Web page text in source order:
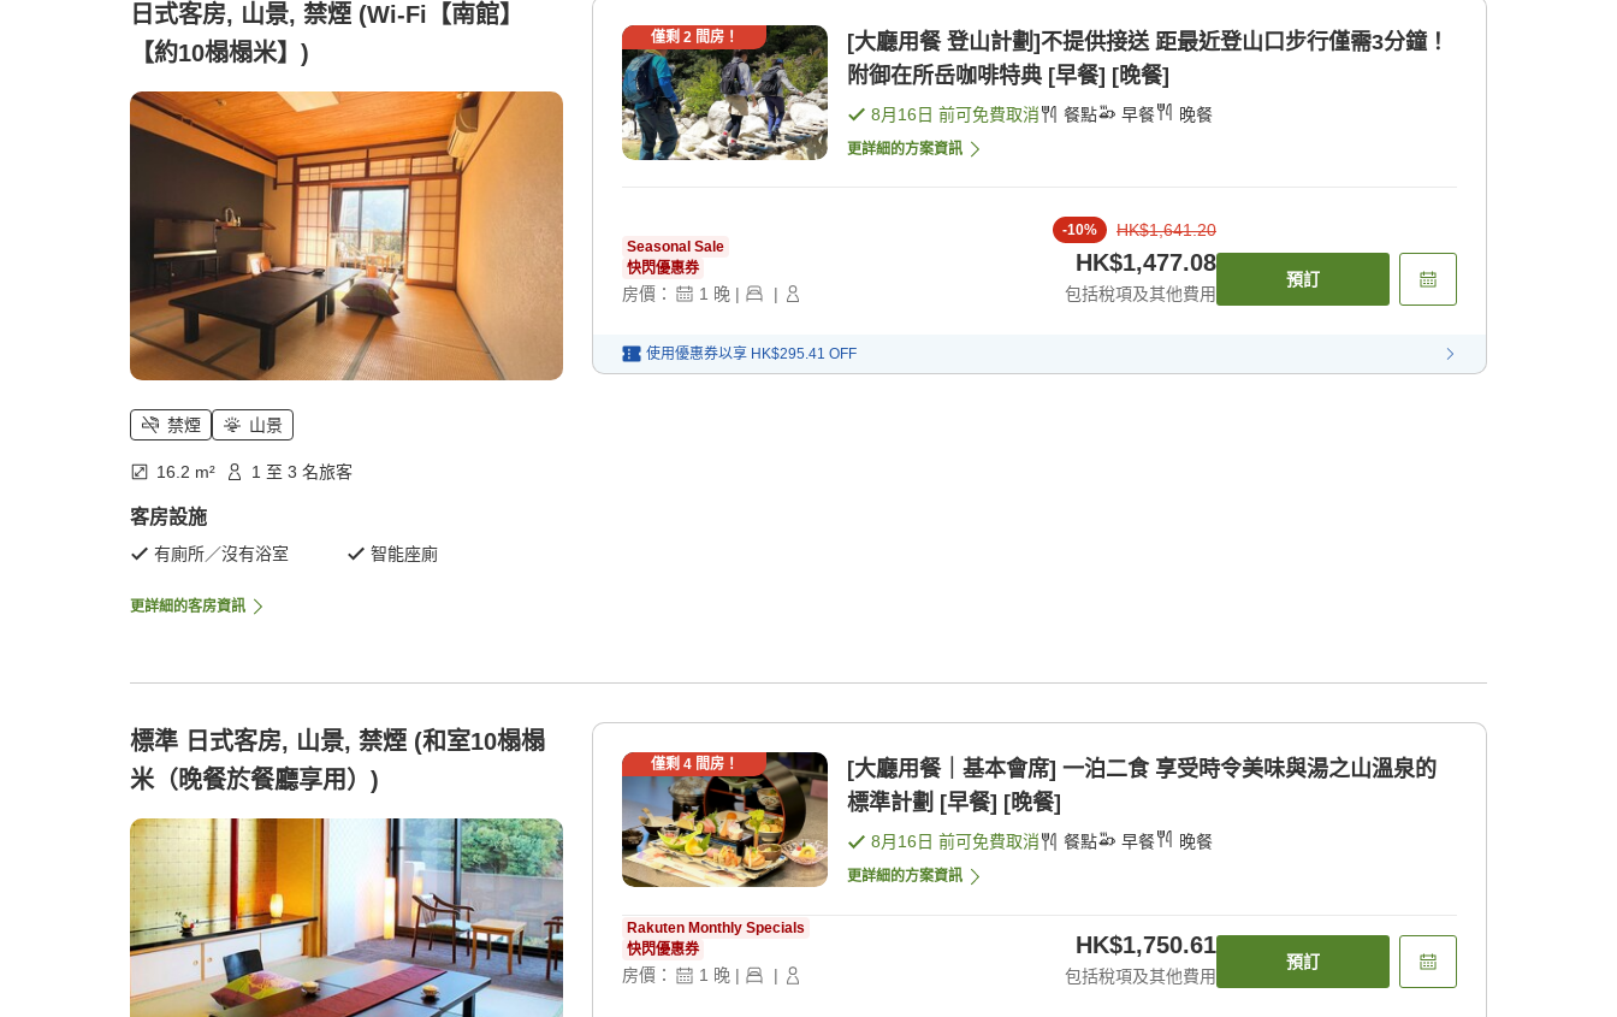
日式客房, 山景, 禁煙 (Wi-Fi【南館】
【約10榻榻米】)
禁煙 山景
16.2 m² 1 至 3 名旅客
客房設施
有廁所／沒有浴室 智能座廁
更詳細的客房資訊
僅剩 2間房！
[大廳用餐 登山計劃]不提供接送 距最近登山口步行僅需3分鐘！
附御在所岳咖啡特典 [早餐] [晚餐]
8月16日 前可免費取消 餐點 早餐 晚餐
更詳細的方案資訊
Seasonal Sale
快閃優惠券
房價： 1 晚 | |
-10% HK$1,641.20
HK$1,477.08
包括稅項及其他費用
預訂
使用優惠券以享 HK$295.41 OFF
標準 日式客房, 山景, 禁煙 (和室10榻榻
米（晚餐於餐廳享用）)
僅剩 4間房！
[大廳用餐｜基本會席] 一泊二食 享受時令美味與湯之山溫泉的
標準計劃 [早餐] [晚餐]
8月16日 前可免費取消 餐點 早餐 晚餐
更詳細的方案資訊
Rakuten Monthly Specials
快閃優惠券
房價： 1 晚 | |
HK$1,750.61
包括稅項及其他費用
預訂